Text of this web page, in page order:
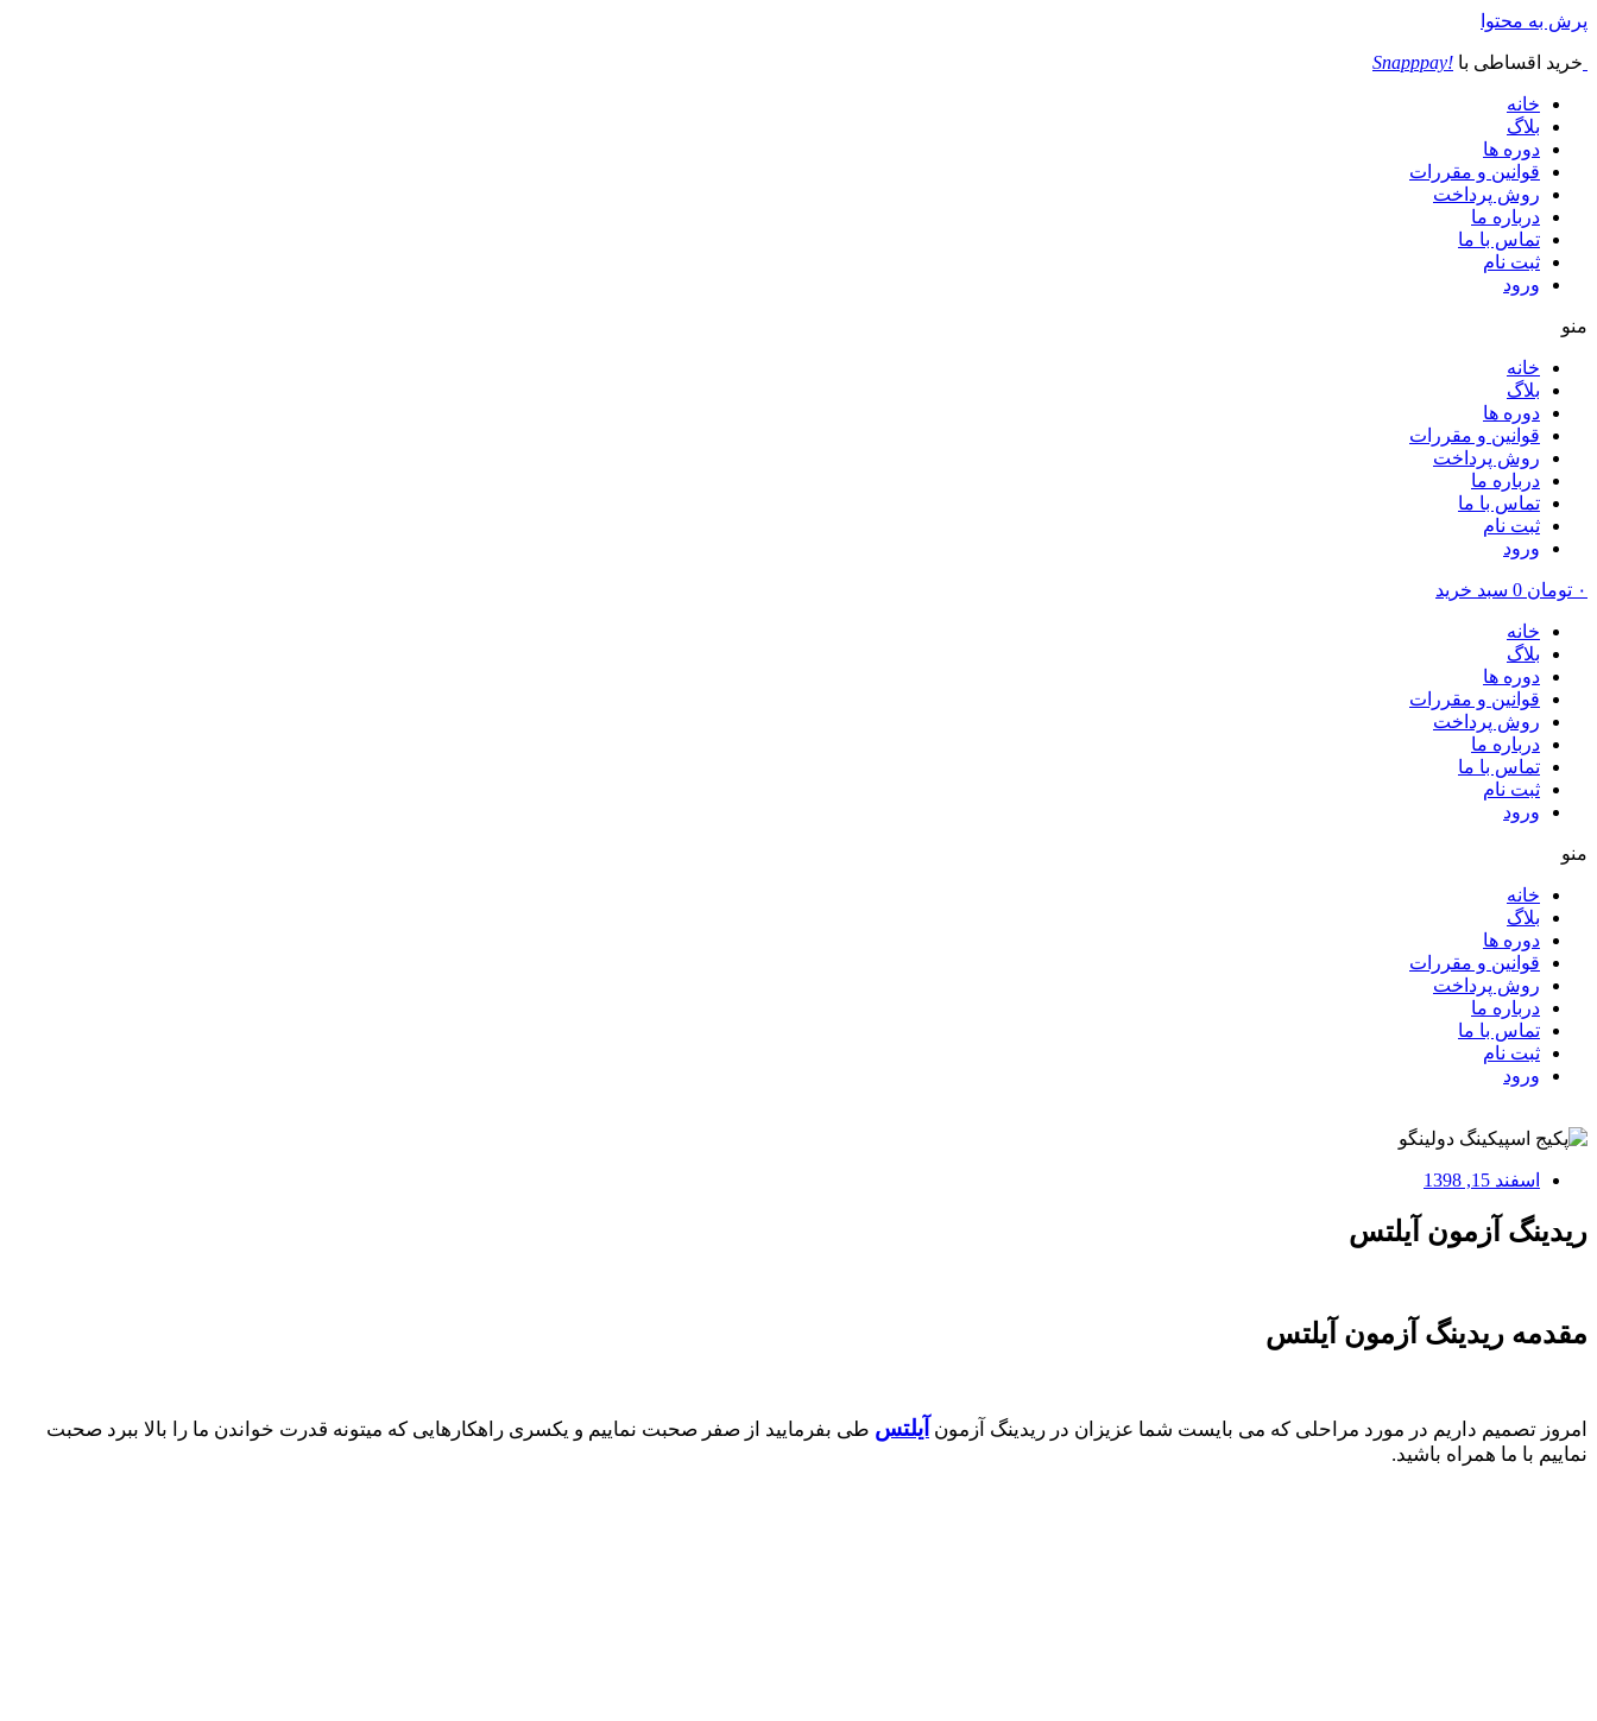
پرش به محتوا
خرید اقساطی با !Snapppay
خانه
بلاگ
دوره ها
قوانین و مقررات
روش پرداخت
درباره ما
تماس با ما
ثبت نام
ورود
منو
خانه
بلاگ
دوره ها
قوانین و مقررات
روش پرداخت
درباره ما
تماس با ما
ثبت نام
ورود
۰ تومان 0 سبد خرید
خانه
بلاگ
دوره ها
قوانین و مقررات
روش پرداخت
درباره ما
تماس با ما
ثبت نام
ورود
منو
خانه
بلاگ
دوره ها
قوانین و مقررات
روش پرداخت
درباره ما
تماس با ما
ثبت نام
ورود
اسفند 15, 1398
ریدینگ آزمون آیلتس
مقدمه ریدینگ آزمون آیلتس
امروز تصمیم داریم در مورد مراحلی که می بایست شما عزیزان در ریدینگ آزمون آیلتس طی بفرمایید از صفر صحبت نماییم و یکسری راهکارهایی که میتونه قدرت خواندن ما را بالا ببرد صحبت
نماییم با ما همراه باشید.